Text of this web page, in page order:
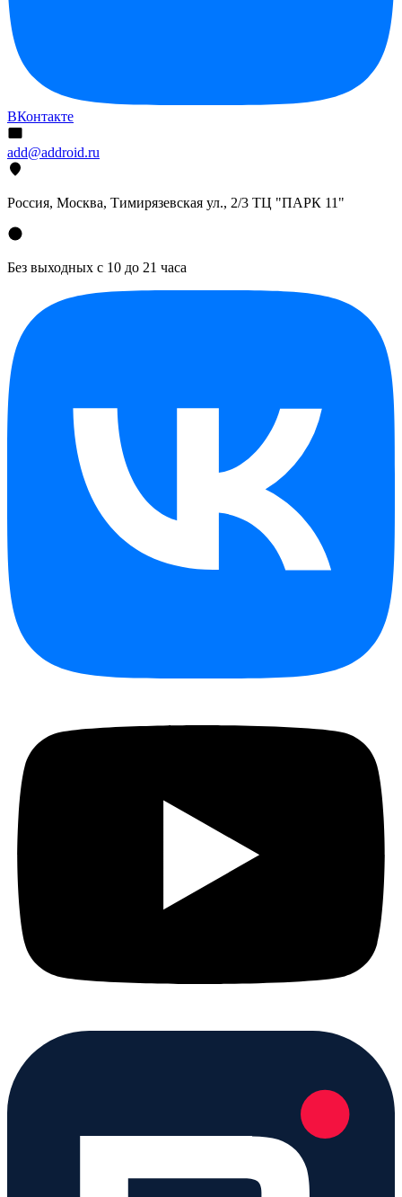
ВКонтакте
add@addroid.ru
Россия, Москва, Тимирязевская ул., 2/3 ТЦ "ПАРК 11"
Без выходных с 10 до 21 часа